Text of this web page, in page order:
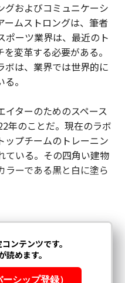
グおよびコミュニケーシ
ームストロングは、筆者
ポーツ業界は、最近のト
変革する必要がある。
ボは、業界では世界的に
。
イターのためのスペース
年のことだ。現在のラボ
ップチームのトレーニン
ている。その四角い建物
ラーである黒と白に塗ら